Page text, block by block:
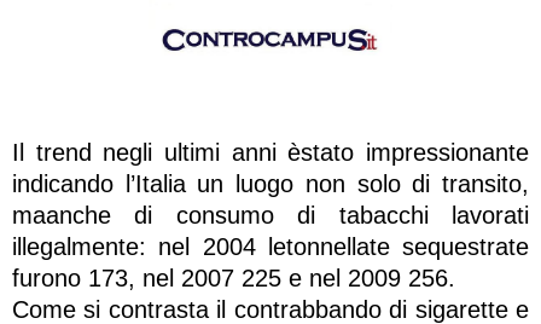
Il trend negli ultimi anni èstato impressionante
indicando l’Italia un luogo non solo di transito,
maanche di consumo di tabacchi lavorati
illegalmente: nel 2004 letonnellate sequestrate
furono 173, nel 2007 225 e nel 2009 256.
Come si contrasta il contrabbando di sigarette e